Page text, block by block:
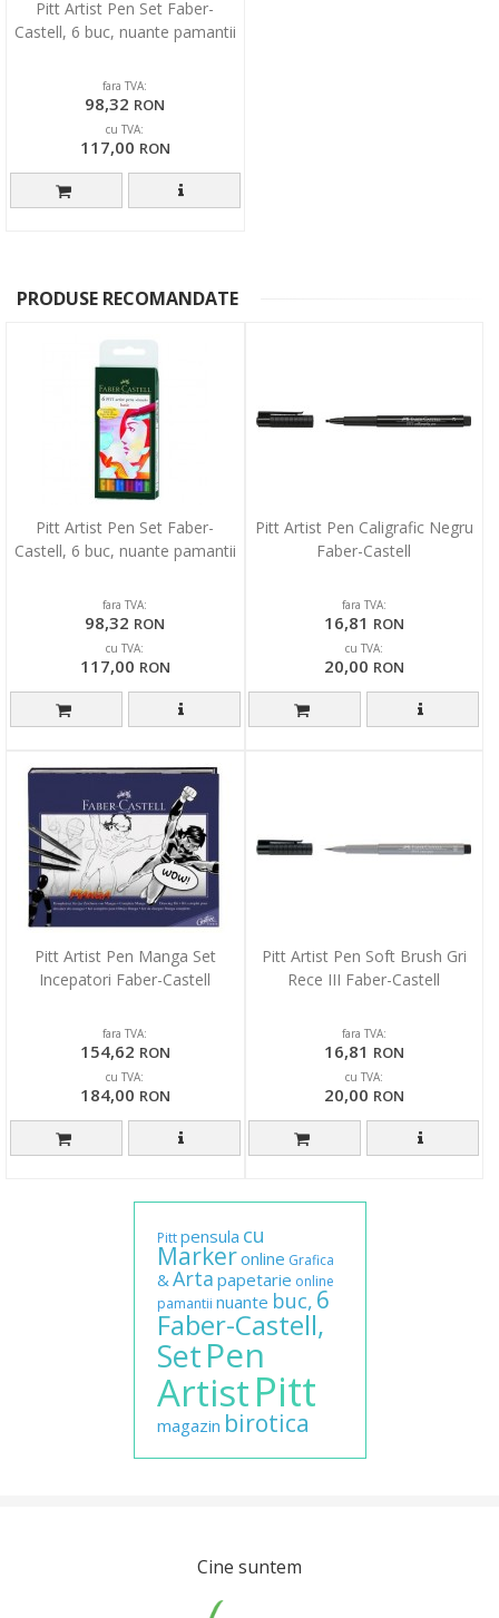
Pitt Artist Pen Set Faber-
Castell, 6 buc, nuante pamantii
fara TVA:
98,32 RON
cu TVA:
117,00 RON
PRODUSE RECOMANDATE
Pitt Artist Pen Set Faber-
Castell, 6 buc, nuante pamantii
fara TVA:
98,32 RON
cu TVA:
117,00 RON
Pitt Artist Pen Caligrafic Negru
Faber-Castell
fara TVA:
16,81 RON
cu TVA:
20,00 RON
Pitt Artist Pen Manga Set
Incepatori Faber-Castell
fara TVA:
154,62 RON
cu TVA:
184,00 RON
Pitt Artist Pen Soft Brush Gri
Rece III Faber-Castell
fara TVA:
16,81 RON
cu TVA:
20,00 RON
Pitt pensula cu
Markeronline Grafica
&Arta papetarie online
pamantii nuante buc, 6
Faber-Castell,
SetPen
ArtistPitt
magazin birotica
Cine suntem